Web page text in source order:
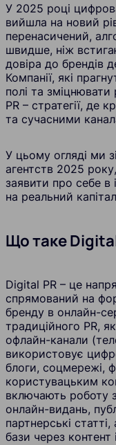
У 2025 році
вийшла на новий
перенасичений,
швидше, ніж
довіра до брендів
Компанії, які
полі та
PR – стратегії, де
та сучасними
У цьому огляді ми
агентств 2025
заявити про себе в
на реальний
Що таке
Digital PR – це
спрямований на
бренду в онлайн-
традиційного PR,
офлайн-канали
використовує
блоги, соцмережі,
користувацьким
включають роботу
онлайн-видань,
партнерські
бази через контент